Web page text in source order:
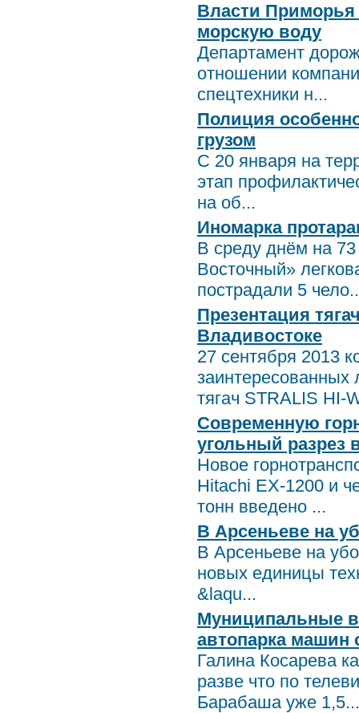
Власти Приморья
морскую воду
Департамент
отношении
спецтехники н...
Полиция
грузом
С 20 января на
этап
на об...
Иномарка
В среду днём на 73
Восточный»
пострадали 5
Презентация
Владивостоке
27 сентября 2013
тягач STRALIS HI-
Современную
угольный разрез
Новое
Hitachi ЕХ-1200 и
тонн введено ...
В Арсеньеве на
В Арсеньеве на
новых единицы
&laqu...
Муниципальные
автопарка машин
Галина Косарева
разве что по
Барабаша уже 1,5...